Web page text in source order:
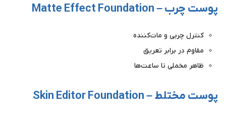
پوست چرب – Matte Effect Foundation
کنترل چربی و مات‌کننده
مقاوم در برابر تعریق
ظاهر مخملی تا ساعت‌ها
پوست مختلط – Skin Editor Foundation